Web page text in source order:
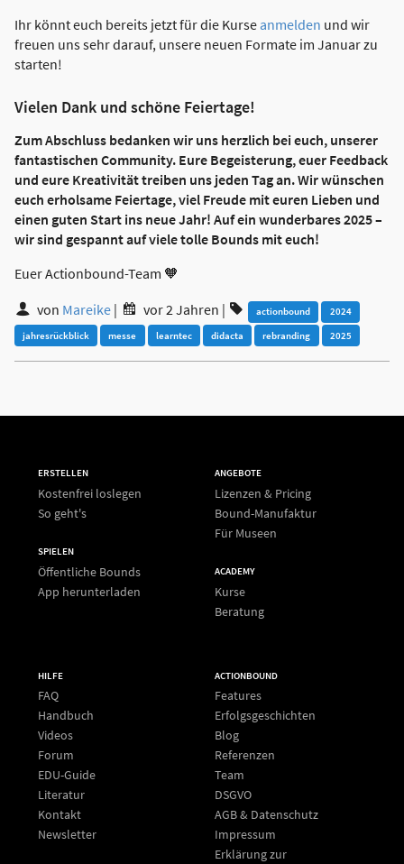
Ihr könnt euch bereits jetzt für die Kurse anmelden und wir
freuen uns sehr darauf, unsere neuen Formate im Januar zu
starten!
Vielen Dank und schöne Feiertage!
Zum Abschluss bedanken wir uns herzlich bei euch, unserer
fantastischen Community. Eure Begeisterung, euer Feedback
und eure Kreativität treiben uns jeden Tag an. Wir wünschen
euch erholsame Feiertage, viel Freude mit euren Lieben und
einen guten Start ins neue Jahr! Auf ein wunderbares 2025 –
wir sind gespannt auf viele tolle Bounds mit euch!
Euer Actionbound-Team 🧡
von Mareike | vor 2 Jahren | actionbound
2024
jahresrückblick
messe learntec didacta rebranding 2025
ERSTELLEN
Kostenfrei loslegen
So geht's
SPIELEN
Öffentliche Bounds
App herunterladen
ANGEBOTE
Lizenzen & Pricing
Bound-Manufaktur
Für Museen
ACADEMY
Kurse
Beratung
HILFE
FAQ
Handbuch
Videos
Forum
EDU-Guide
Literatur
Kontakt
Newsletter
ACTIONBOUND
Features
Erfolgsgeschichten
Blog
Referenzen
Team
DSGVO
AGB & Datenschutz
Impressum
Erklärung zur